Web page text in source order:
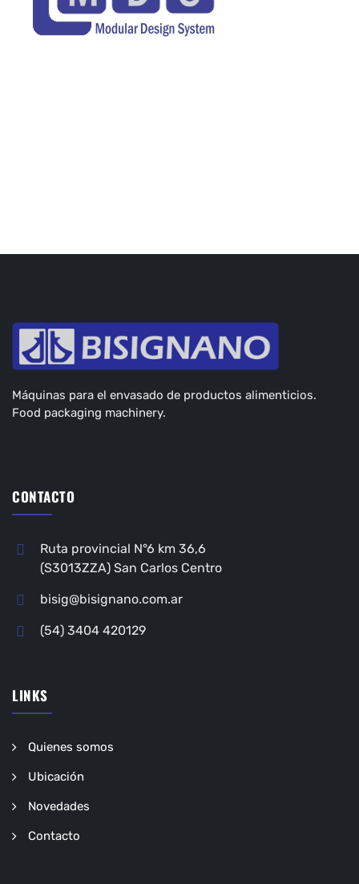
Máquinas para el envasado de productos alimenticios.
Food packaging machinery.
CONTACTO
Ruta provincial N°6 km 36,6
(S3013ZZA) San Carlos Centro
bisig@bisignano.com.ar
(54) 3404 420129
LINKS
Quienes somos
Ubicación
Novedades
Contacto